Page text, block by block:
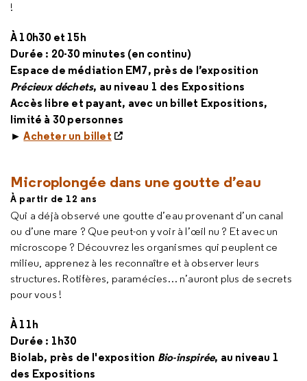
!
À 10h30 et 15h
Durée : 20-30 minutes (en continu)
Espace de médiation EM7, près de l’exposition
Précieux déchets, au niveau 1 des Expositions
Accès libre et payant, avec un billet Expositions,
limité à 30 personnes
►Acheter un billet
Microplongée dans une goutte d’eau
À partir de 12 ans
Qui a déjà observé une goutte d’eau provenant d’un canal
ou d’une mare ? Que peut-on y voir à l’œil nu ? Et avec un
microscope ? Découvrez les organismes qui peuplent ce
milieu, apprenez à les reconnaître et à observer leurs
structures. Rotifères, paramécies… n’auront plus de secrets
pour vous !
À 11h
Durée : 1h30
Biolab, près de l'exposition Bio-inspirée, au niveau 1
des Expositions